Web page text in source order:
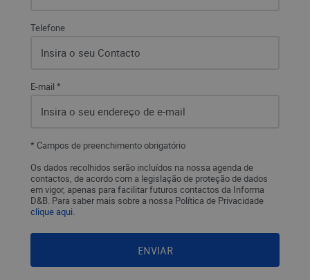
Telefone
E-mail *
* Campos de preenchimento obrigatório
Os dados recolhidos serão incluídos na nossa agenda de
contactos, de acordo com a legislação de proteção de dados
em vigor, apenas para facilitar futuros contactos da Informa
D&B. Para saber mais sobre a nossa Política de Privacidade
clique aqui.